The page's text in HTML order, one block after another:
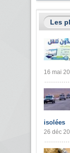
Les
16 mai
isolées
26 déc